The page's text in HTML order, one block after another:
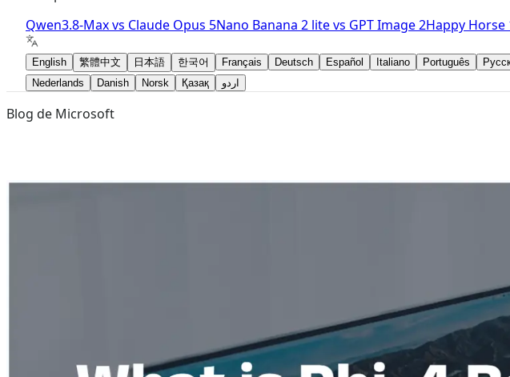
Qwen3.8-Maxvs Claude Opus 5Nano Banana 2 litevs GPT Image 2Happy Horse
English 繁體中文 日本語 한국어 Français Deutsch Español Italiano Português
Nederlands
Danish Norsk Қазақ اردو
Blog de Microsoft